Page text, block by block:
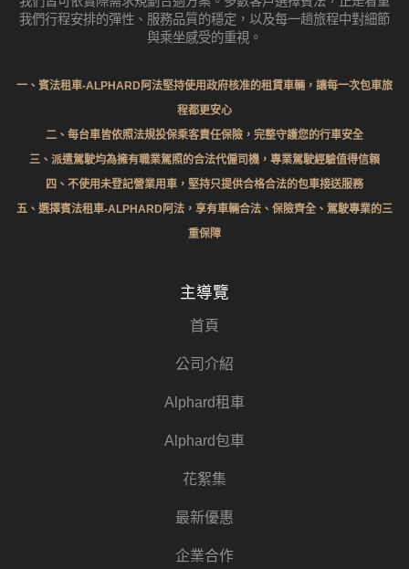
我們行程安排的彈性、服務品質的穩定，以及每一趟旅程中對細節
與乘坐感受的重視。
一、賓法租車-ALPHARD阿法堅持使用政府核准的租賃車輛，讓每一次包車旅
程都更安心
二、每台車皆依照法規投保乘客責任保險，完整守護您的行車安全
三、派遣駕駛均為擁有職業駕照的合法代僱司機，專業駕駛經驗值得信賴
四、不使用未登記營業用車，堅持只提供合格合法的包車接送服務
五、選擇賓法租車-ALPHARD阿法，享有車輛合法、保險齊全、駕駛專業的三
重保障
主導覽
首頁
公司介紹
Alphard租車
Alphard包車
花絮集
最新優惠
企業合作